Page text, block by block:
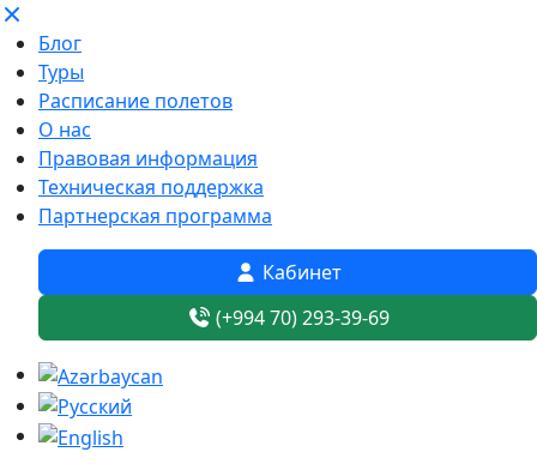
Блог
Туры
Расписание полетов
О нас
Правовая информация
Техническая поддержка
Партнерская программа
Кабинет
(+994 70) 293-39-69